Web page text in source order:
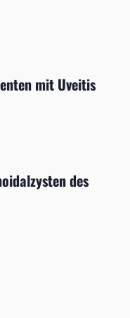
mit Uveitis
des